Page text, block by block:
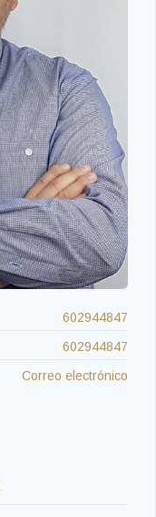
602944847
602944847
Correo electrónico